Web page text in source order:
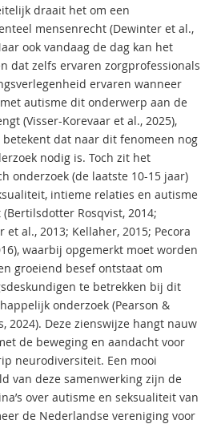
draait het om een
mensenrecht (Dewinter et al.,
ook vandaag de dag kan het
dat zelfs ervaren zorgprofessionals
ervaren wanneer
autisme dit onderwerp aan de
(Visser-Korevaar et al., 2025),
betekent dat naar dit fenomeen nog
nodig is. Toch zit het
onderzoek (de laatste 10-15 jaar)
intieme relaties en autisme
Rosqvist, 2014;
et al., 2013; Kellaher, 2015; Pecora
waarbij opgemerkt moet worden
groeiend besef ontstaat om
te betrekken bij dit
onderzoek (Pearson &
2024). Deze zienswijze hangt nauw
de beweging en aandacht voor
neurodiversiteit. Een mooi
van deze samenwerking zijn de
over autisme en seksualiteit van
de Nederlandse vereniging voor